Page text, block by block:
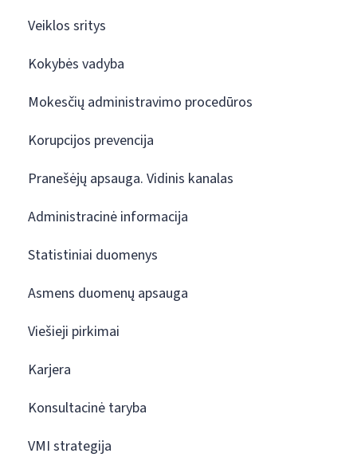
Veiklos sritys
Kokybės vadyba
Mokesčių administravimo procedūros
Korupcijos prevencija
Pranešėjų apsauga. Vidinis kanalas
Administracinė informacija
Statistiniai duomenys
Asmens duomenų apsauga
Viešieji pirkimai
Karjera
Konsultacinė taryba
VMI strategija